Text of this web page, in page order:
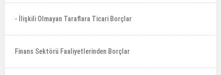
- İlişkili Olmayan Taraflara Ticari Borçlar
Finans Sektörü Faaliyetlerinden Borçlar